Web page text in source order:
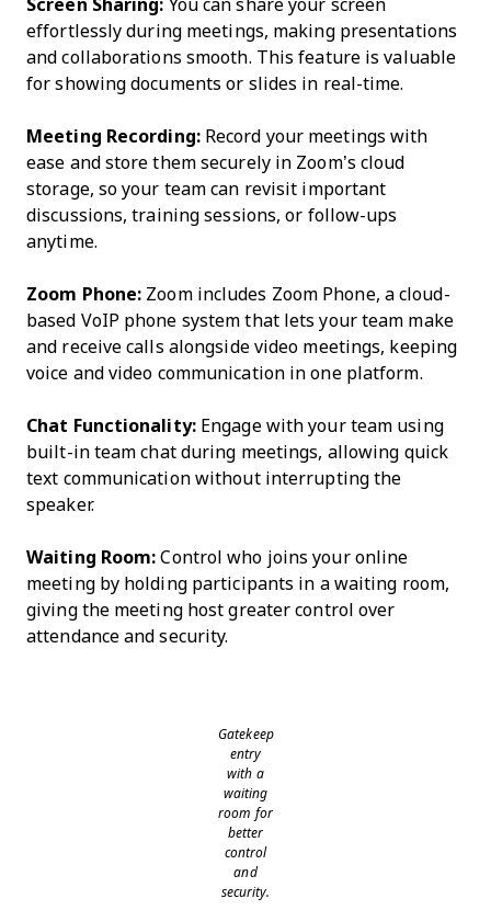
Screen Sharing: You can share your screen
effortlessly during meetings, making presentations
and collaborations smooth. This feature is valuable
for showing documents or slides in real-time.
Meeting Recording:Record your meetings with
ease and store them securely in Zoom’s cloud
storage, so your team can revisit important
discussions, training sessions, or follow-ups
anytime.
Zoom Phone: Zoom includes Zoom Phone, a cloud-
based VoIP phone system that lets your team make
and receive calls alongside video meetings, keeping
voice and video communication in one platform.
Chat Functionality:Engage with your team using
built-in team chat during meetings, allowing quick
text communication without interrupting the
speaker.
Waiting Room: Control who joins your online
meeting by holding participants in a waiting room,
giving the meeting host greater control over
attendance and security.
Gatekeep
entry
with a
waiting
room for
better
control
and
security.